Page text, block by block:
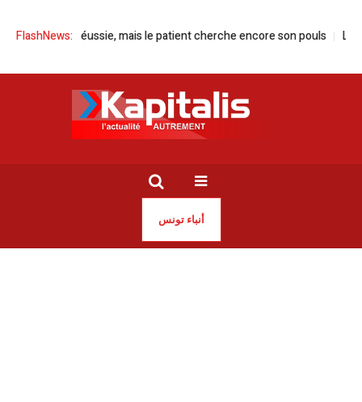
FlashNews:
mais le patient cherche encore son pouls Les menaces de
أنباء تونس